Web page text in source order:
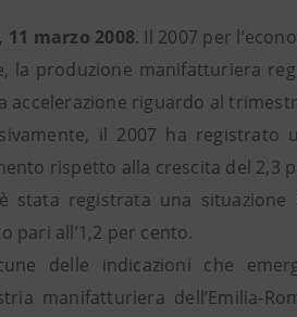
11 marzo 2008. Il 2007 per
la produzione manifatturiera
accelerazione riguardo al
il 2007 ha
rispetto alla crescita del 2,3
stata registrata una
pari all’1,2 per cento.
delle indicazioni che
manifatturiera dell’Emilia-